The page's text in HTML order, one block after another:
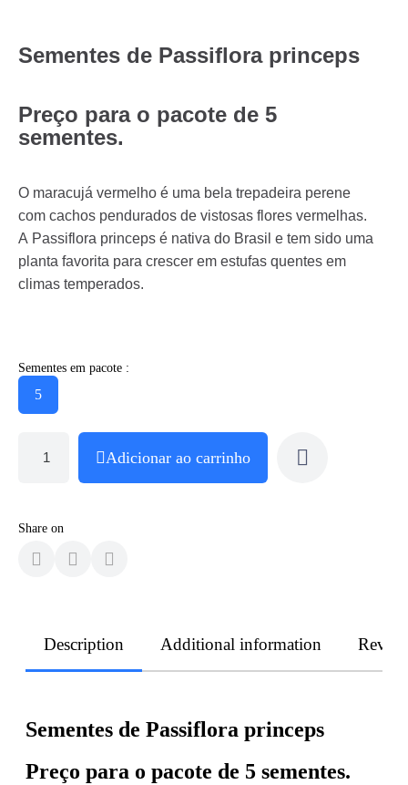
Sementes de Passiflora princeps
Preço para o pacote de 5
sementes.
O maracujá vermelho é uma bela trepadeira perene
com cachos pendurados de vistosas flores vermelhas.
A Passiflora princeps é nativa do Brasil e tem sido uma
planta favorita para crescer em estufas quentes em
climas temperados.
Sementes em pacote :
5
Adicionar ao carrinho
Share on
Description Additional information
Sementes de Passiflora princeps
Preço para o pacote de 5 sementes.